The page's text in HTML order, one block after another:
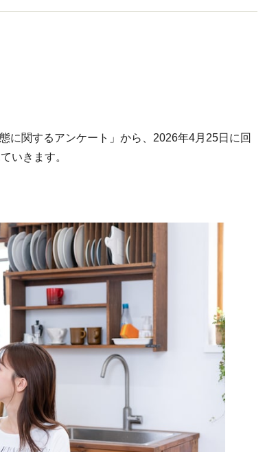
に関するアンケート」から、2026年4月25日に回
いきます。